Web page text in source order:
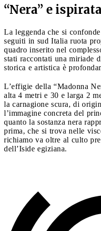
“Nera” e
La leggenda che si
seguiti in sud Italia ruota
quadro inserito nel
stati raccontati una miriade
storica e artistica è
L’effigie della “Madonna
alta 4 metri e 30 e larga 2
la carnagione scura, di
l’immagine concreta del
quanto la sostanza nera
prima, che si trova nelle
richiamo va oltre al culto
dell’Iside egiziana.